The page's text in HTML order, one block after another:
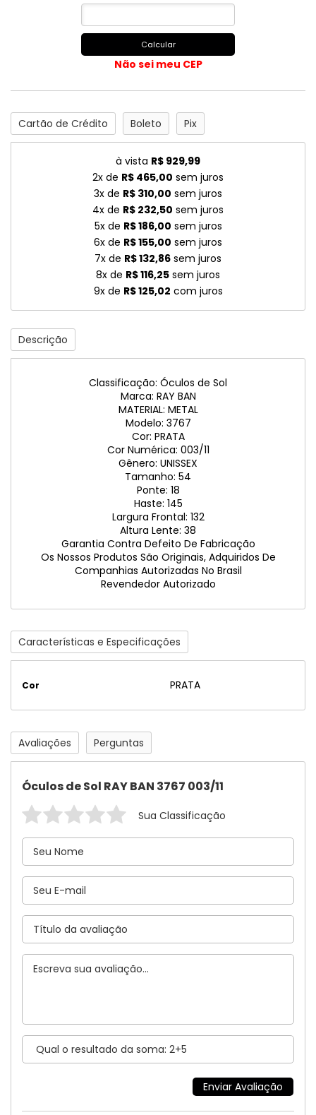
Calcular
Não sei meu CEP
Cartão de Crédito Boleto Pix
à vista R$ 929,99
2x de R$ 465,00 sem juros
3x de R$ 310,00 sem juros
4x de R$ 232,50 sem juros
5x de R$ 186,00 sem juros
6x de R$ 155,00 sem juros
7x de R$ 132,86 sem juros
8x de R$ 116,25 sem juros
9x de R$ 125,02 com juros
Descrição
Classificação: Óculos de Sol
Marca: RAY BAN
MATERIAL: METAL
Modelo: 3767
Cor: PRATA
Cor Numérica: 003/11
Gênero: UNISSEX
Tamanho: 54
Ponte: 18
Haste: 145
Largura Frontal: 132
Altura Lente: 38
Garantia Contra Defeito De Fabricação
Os Nossos Produtos São Originais, Adquiridos De
Companhias Autorizadas No Brasil
Revendedor Autorizado
Características e Especificações
Cor PRATA
Avaliações Perguntas
Óculos de Sol RAY BAN 3767 003/11
Sua Classificação